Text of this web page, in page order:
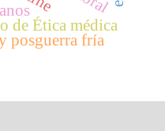
de Ética médica
posguerra fría